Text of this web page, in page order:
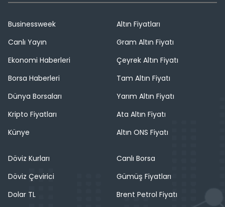
Businessweek
Canlı Yayın
Ekonomi Haberleri
Borsa Haberleri
Dünya Borsaları
Kripto Fiyatları
Künye
Altın Fiyatları
Gram Altın Fiyatı
Çeyrek Altın Fiyatı
Tam Altın Fiyatı
Yarım Altın Fiyatı
Ata Altın Fiyatı
Altın ONS Fiyatı
Döviz Kurları
Döviz Çevirici
Dolar TL
Canlı Borsa
Gümüş Fiyatları
Brent Petrol Fiyatı